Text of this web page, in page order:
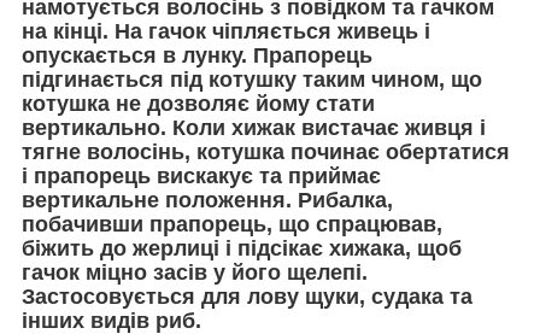
намотується волосінь з повідком та гачком
на кінці. На гачок чіпляється живець і
опускається в лунку. Прапорець
підгинається під котушку таким чином, що
котушка не дозволяє йому стати
вертикально. Коли хижак вистачає живця і
тягне волосінь, котушка починає обертатися
і прапорець вискакує та приймає
вертикальне положення. Рибалка,
побачивши прапорець, що спрацював,
біжить до жерлиці і підсікає хижака, щоб
гачок міцно засів у його щелепі.
Застосовується для лову щуки, судака та
інших видів риб.